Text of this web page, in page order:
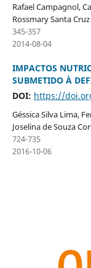
Rafael Campagnol,
Rossmary Santa
345-357
2014-08-04
IMPACTOS
SUBMETIDO À
DOI: https://
Géssica Silva Lima,
Joselina de Souza
724-735
2016-10-06